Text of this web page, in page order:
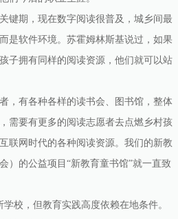
键期，现在数字阅读很普及，城乡间最
是软件环境。苏霍姆林斯基说过，如果
子拥有同样的阅读资源，他们就可以站
，有各种各样的读书会、图书馆，整体
需要有更多的阅读志愿者去点燃乡村孩
联网时代的各种阅读资源。我们的新教
）的公益项目“新教育童书馆”就一直致
校，但教育实践高度依赖在地条件。